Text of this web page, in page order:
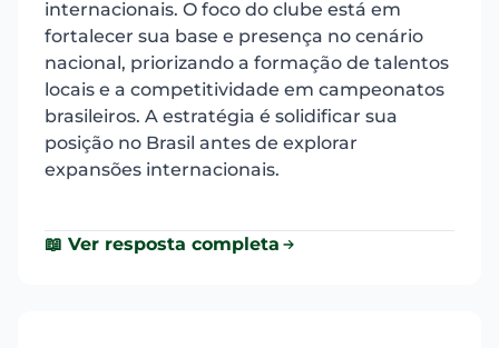
internacionais. O foco do clube está em
fortalecer sua base e presença no cenário
nacional, priorizando a formação de talentos
locais e a competitividade em campeonatos
brasileiros. A estratégia é solidificar sua
posição no Brasil antes de explorar
expansões internacionais.
📖 Ver resposta completa